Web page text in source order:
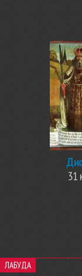
31
ЛАБУДА